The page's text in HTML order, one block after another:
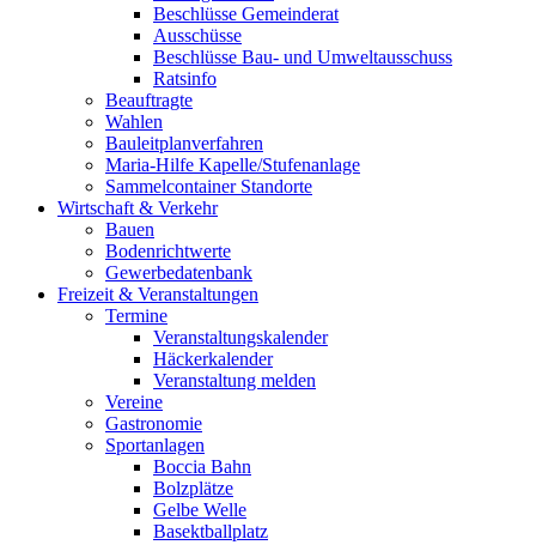
Beschlüsse Gemeinderat
Ausschüsse
Beschlüsse Bau- und Umweltausschuss
Ratsinfo
Beauftragte
Wahlen
Bauleitplanverfahren
Maria-Hilfe Kapelle/Stufenanlage
Sammelcontainer Standorte
Wirtschaft & Verkehr
Bauen
Bodenrichtwerte
Gewerbedatenbank
Freizeit & Veranstaltungen
Termine
Veranstaltungskalender
Häckerkalender
Veranstaltung melden
Vereine
Gastronomie
Sportanlagen
Boccia Bahn
Bolzplätze
Gelbe Welle
Basektballplatz